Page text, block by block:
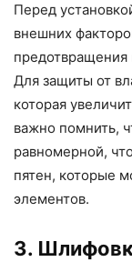
Перед
внешних
предотвращения
Для защиты от
которая
важно помнить,
равномерной,
пятен, которые
элементов.
3.